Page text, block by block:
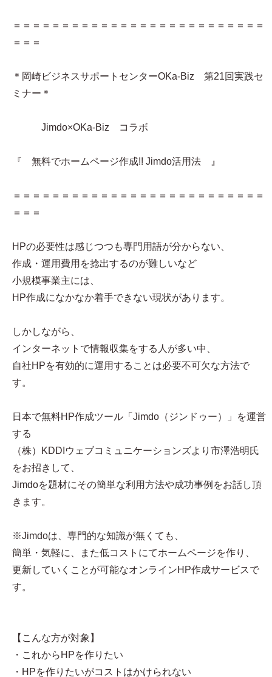
＝＝＝＝＝＝＝＝＝＝＝＝＝＝＝＝＝＝＝＝＝＝＝＝＝＝
＝＝＝
＊岡崎ビジネスサポートセンターOKa-Biz 第21回実践セ
ミナー＊
Jimdo×OKa-Biz コラボ
『 無料でホームページ作成!! Jimdo活用法 』
＝＝＝＝＝＝＝＝＝＝＝＝＝＝＝＝＝＝＝＝＝＝＝＝＝＝
＝＝＝
HPの必要性は感じつつも専門用語が分からない、
作成・運用費用を捻出するのが難しいなど
小規模事業主には、
HP作成になかなか着手できない現状があります。
しかしながら、
インターネットで情報収集をする人が多い中、
自社HPを有効的に運用することは必要不可欠な方法で
す。
日本で無料HP作成ツール「Jimdo（ジンドゥー）」を運営
する
（株）KDDIウェブコミュニケーションズより市澤浩明氏
をお招きして、
Jimdoを題材にその簡単な利用方法や成功事例をお話し頂
きます。
※Jimdoは、専門的な知識が無くても、
簡単・気軽に、また低コストにてホームページを作り、
更新していくことが可能なオンラインHP作成サービスで
す。
【こんな方が対象】
・これからHPを作りたい
・HPを作りたいがコストはかけられない